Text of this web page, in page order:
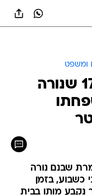
ומשפט
נקבע מותו של בן 17 שנורה
שבנם נורה
כשבוע, בזמן
נקבע מותו בבית